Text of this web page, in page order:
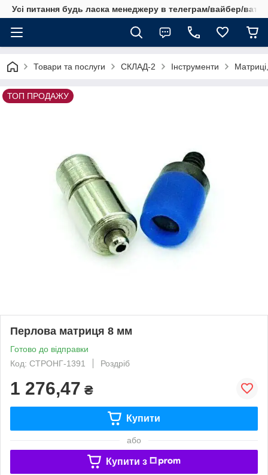
Усі питання будь ласка менеджеру в телеграм/вайбер/
Товари та послуги СКЛАД-2 Інструменти
ТОП ПРОДАЖУ
Перлова матриця 8 мм
Готово до відправки
Код: СТРОНГ-1391
Роздріб
1 276,47 ₴
Купити
або
Купити з